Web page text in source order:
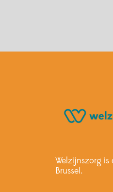
Welzijnszorg
Brussel.